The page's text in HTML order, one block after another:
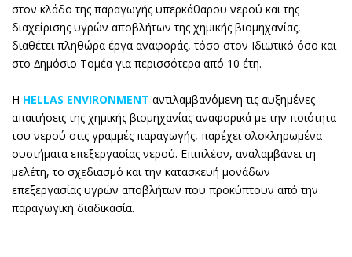
στον κλάδο της παραγωγής υπερκάθαρου νερού και της
διαχείρισης υγρών αποβλήτων της χημικής βιομηχανίας,
διαθέτει πληθώρα έργα αναφοράς, τόσο στον Ιδιωτικό όσο και
στο ∆ημόσιο Τομέα για περισσότερα από 10 έτη.
Η HELLAS ENVIRONMENT αντιλαμβανόμενη τις αυξημένες
απαιτήσεις της χημικής βιομηχανίας αναφορικά με την ποιότητα
του νερού στις γραμμές παραγωγής, παρέχει ολοκληρωμένα
συστήματα επεξεργασίας νερού. Επιπλέον, αναλαμβάνει τη
μελέτη, το σχεδιασμό και την κατασκευή μονάδων
επεξεργασίας υγρών αποβλήτων που προκύπτουν από την
παραγωγική διαδικασία.